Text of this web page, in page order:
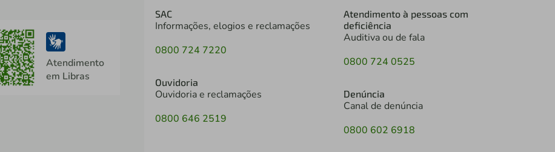
Atendimento
em Libras
SAC
Informações, elogios e reclamações
0800 724 7220
Ouvidoria
Ouvidoria e reclamações
0800 646 2519
Atendimento à pessoas com
deficiência
Auditiva ou de fala
0800 724 0525
Denúncia
Canal de denúncia
0800 602 6918